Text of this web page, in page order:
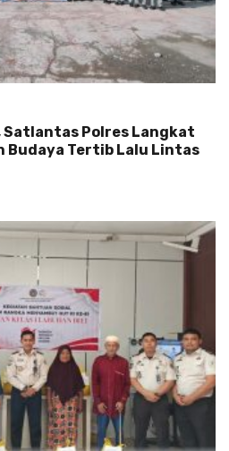
Satlantas Polres Langkat
Budaya Tertib Lalu Lintas